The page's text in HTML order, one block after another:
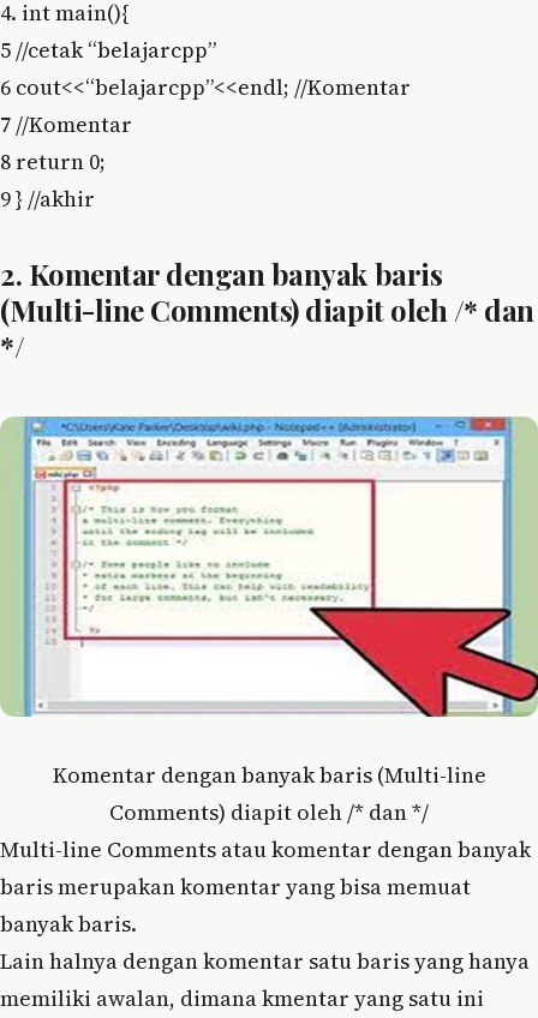
4. int main(){
5 //cetak “belajarcpp”
6 cout<<“belajarcpp”<<endl; //Komentar
7 //Komentar
8 return 0;
9 } //akhir
2. Komentar dengan banyak baris
(Multi-line Comments) diapit oleh /* dan
*/
Komentar dengan banyak baris (Multi-line
Comments) diapit oleh /* dan */
Multi-line Comments atau komentar dengan banyak
baris merupakan komentar yang bisa memuat
banyak baris.
Lain halnya dengan komentar satu baris yang hanya
memiliki awalan, dimana kmentar yang satu ini